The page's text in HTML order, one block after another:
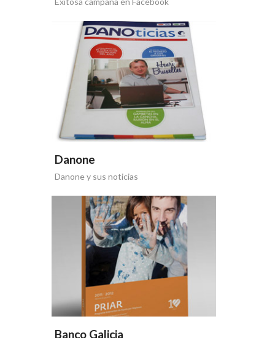
Danone
Danone y sus noticias
Banco Galicia